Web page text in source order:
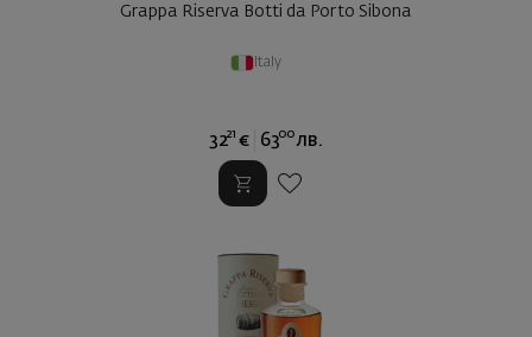
Grappa Riserva Botti da Porto Sibona
Italy
3221 € 6300 лв.